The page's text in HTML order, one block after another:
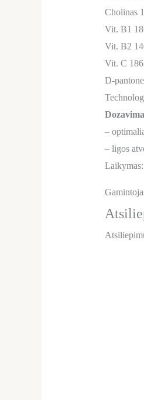
Cholinas
Vit. B1
Vit. B2
Vit. C
D-
–
– ligos